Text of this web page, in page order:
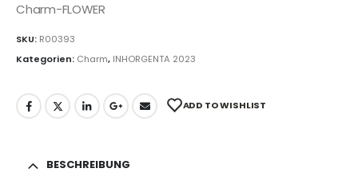
Charm-FLOWER
SKU: R00393
Kategorien: Charm, INHORGENTA 2023
ADD TO WISHLIST
BESCHREIBUNG